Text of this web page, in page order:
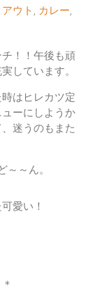
ウト , カレー,
！！午後も頑
しています。
はヒレカツ定
ーにしようか
迷うのもまた
～ん。
愛い！